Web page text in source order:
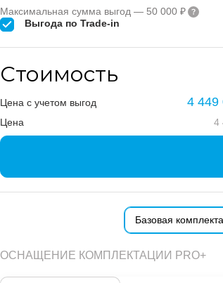
Максимальная сумма выгод — 50 000 ₽
Выгода по Trade-in
Стоимость
Цена с учетом выгод 4 449
Цена 4
Базовая
ОСНАЩЕНИЕ КОМПЛЕКТАЦИИ PRO+